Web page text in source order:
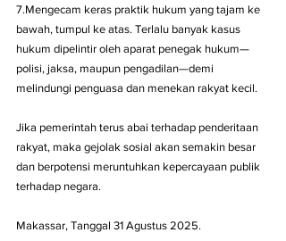
7.Mengecam keras praktik hukum yang tajam ke
bawah, tumpul ke atas. Terlalu banyak kasus
hukum dipelintir oleh aparat penegak hukum—
polisi, jaksa, maupun pengadilan—demi
melindungi penguasa dan menekan rakyat kecil.
Jika pemerintah terus abai terhadap penderitaan
rakyat, maka gejolak sosial akan semakin besar
dan berpotensi meruntuhkan kepercayaan publik
terhadap negara.
Makassar, Tanggal 31 Agustus 2025.